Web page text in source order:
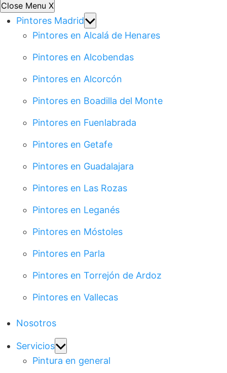
Close Menu X
Pintores MadridShow
sub
Pintores en Alcalá de Henares
Pintores en Alcobendas
Pintores en Alcorcón
Pintores en Boadilla del Monte
Pintores en Fuenlabrada
Pintores en Getafe
Pintores en Guadalajara
Pintores en Las Rozas
Pintores en Leganés
Pintores en Móstoles
Pintores en Parla
Pintores en Torrejón de Ardoz
Pintores en Vallecas
Nosotros
ServiciosShow
sub
Pintura en general